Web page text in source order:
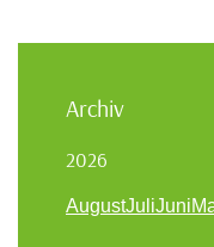
Archiv
2026
AugustJuliJuni